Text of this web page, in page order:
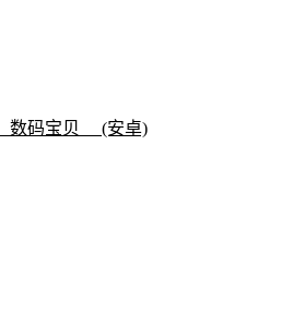
数码宝贝 (安卓)